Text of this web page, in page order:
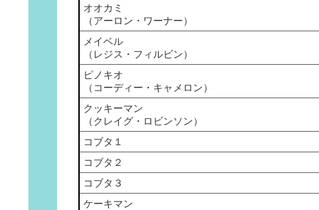
オオカミ
（アーロン・ワーナー）
メイベル
（レジス・フィルビン）
ピノキオ
（コーディー・キャメロン）
クッキーマン
（クレイグ・ロビンソン）
コブタ１
コブタ２
コブタ３
ケーキマン